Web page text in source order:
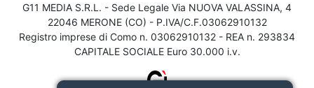
G11 MEDIA S.R.L. - Sede Legale Via NUOVA VALASSINA, 4
22046 MERONE (CO) - P.IVA/C.F.03062910132
Registro imprese di Como n. 03062910132 - REA n. 293834
CAPITALE SOCIALE Euro 30.000 i.v.